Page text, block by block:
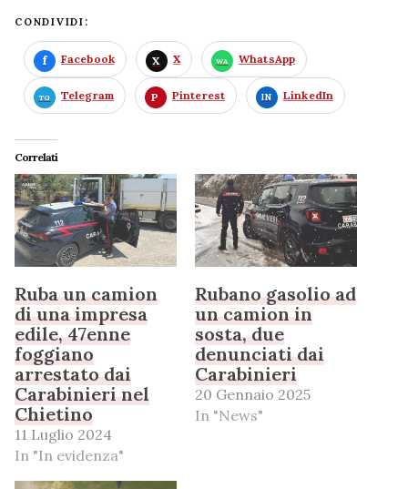
CONDIVIDI:
Facebook X WhatsApp
Telegram Pinterest LinkedIn
Correlati
Ruba un camion
di una impresa
edile, 47enne
foggiano
arrestato dai
Carabinieri nel
Chietino
11 Luglio 2024
In "In evidenza"
Rubano gasolio ad
un camion in
sosta, due
denunciati dai
Carabinieri
20 Gennaio 2025
In "News"